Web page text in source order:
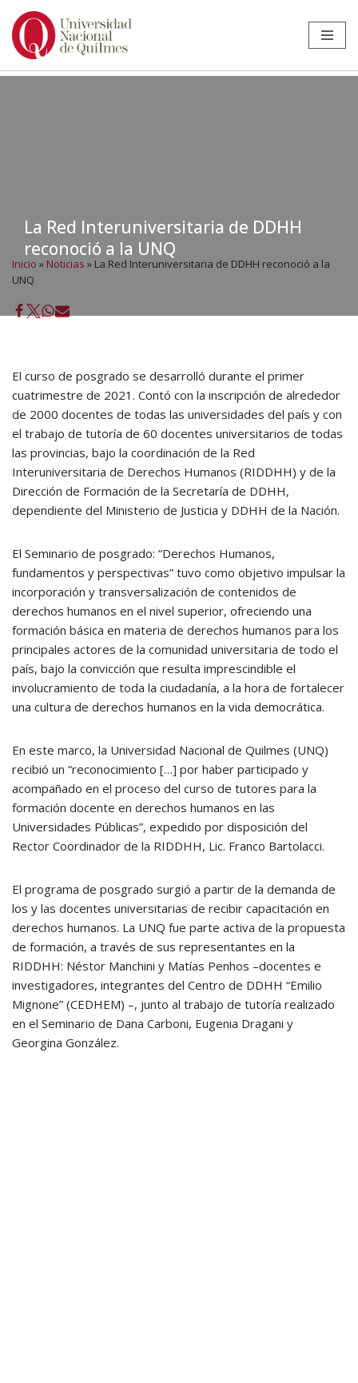
Ir
La Red Interuniversitaria de DDHH
reconoció a la UNQ
Inicio » Noticias » La Red Interuniversitaria de DDHH reconoció a la
UNQ
El curso de posgrado se desarrolló durante el primer
cuatrimestre de 2021. Contó con la inscripción de alrededor
de 2000 docentes de todas las universidades del país y con
el trabajo de tutoría de 60 docentes universitarios de todas
las provincias, bajo la coordinación de la Red
Interuniversitaria de Derechos Humanos (RIDDHH) y de la
Dirección de Formación de la Secretaría de DDHH,
dependiente del Ministerio de Justicia y DDHH de la Nación.
El Seminario de posgrado: “Derechos Humanos,
fundamentos y perspectivas” tuvo como objetivo impulsar la
incorporación y transversalización de contenidos de
derechos humanos en el nivel superior, ofreciendo una
formación básica en materia de derechos humanos para los
principales actores de la comunidad universitaria de todo el
país, bajo la convicción que resulta imprescindible el
involucramiento de toda la ciudadanía, a la hora de fortalecer
una cultura de derechos humanos en la vida democrática.
En este marco, la Universidad Nacional de Quilmes (UNQ)
recibió un “reconocimiento […] por haber participado y
acompañado en el proceso del curso de tutores para la
formación docente en derechos humanos en las
Universidades Públicas”, expedido por disposición del
Rector Coordinador de la RIDDHH, Lic. Franco Bartolacci.
El programa de posgrado surgió a partir de la demanda de
los y las docentes universitarias de recibir capacitación en
derechos humanos. La UNQ fue parte activa de la propuesta
de formación, a través de sus representantes en la
RIDDHH: Néstor Manchini y Matías Penhos –docentes e
investigadores, integrantes del Centro de DDHH “Emilio
Mignone” (CEDHEM) –, junto al trabajo de tutoría realizado
en el Seminario de Dana Carboni, Eugenia Dragani y
Georgina González.